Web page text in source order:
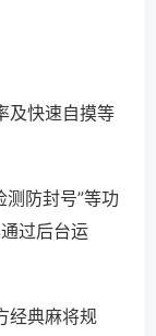
及快速自摸等
测防封号”等功
过后台运
经典麻将规